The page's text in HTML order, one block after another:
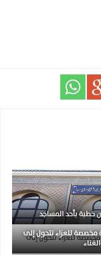
خطبة بأحد المساجد
مخصصة للعزاء تتحول إلى